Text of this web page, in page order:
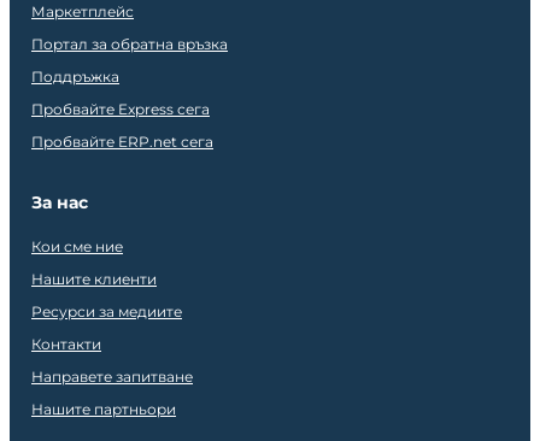
Маркетплейс
Портал за обратна връзка
Поддръжка
Пробвайте Express сега
Пробвайте ERP.net сега
За нас
Кои сме ние
Нашите клиенти
Ресурси за медиите
Контакти
Направете запитване
Нашите партньори